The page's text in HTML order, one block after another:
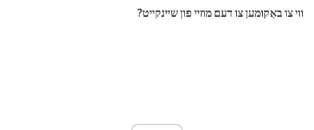
ווי צו באַקומען צו דעם מוזיי פון שיינקייט?